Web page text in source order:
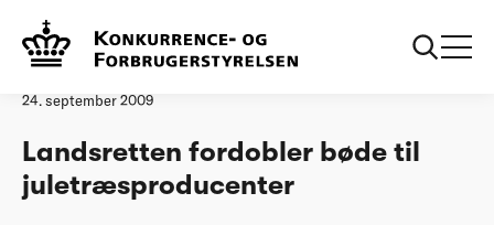
Forside
24. september 2009
Landsretten fordobler bøde til
juletræsproducenter